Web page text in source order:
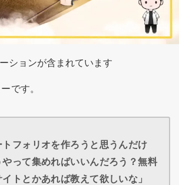
ションが含まれています
です。
トフォリオを作ろうと思うんだけ
やって集めればいいんだろう？無料
トとかあれば教えて欲しいな」